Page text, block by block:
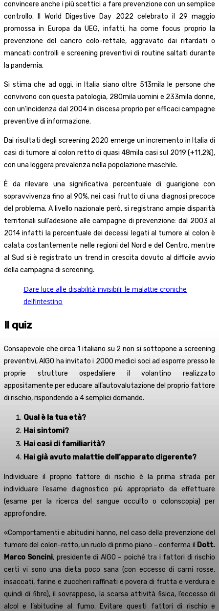
convincere anche i più scettici a fare prevenzione con un semplice
controllo. Il World Digestive Day 2022 celebrato il 29 maggio
promossa in Europa da UEG, infatti, ha come focus proprio la
prevenzione del cancro colo-rettale, aggravato dai ritardati o
mancati controlli e screening preventivi di routine saltati durante
la pandemia.
Si stima che ad oggi, in Italia siano oltre 513mila le persone che
convivono con questa patologia, 280mila uomini e 233mila donne,
con un’incidenza dal 2004 in discesa proprio per efficaci campagne
preventive di informazione.
Dai risultati degli screening 2020 emerge un incremento in Italia di
casi di tumore al colon retto di quasi 48mila casi sul 2019 (+11,2%),
con una leggera prevalenza nella popolazione maschile.
È da rilevare una significativa percentuale di guarigione con
sopravvivenza fino al 90%, nei casi frutto di una diagnosi precoce
del problema. A livello nazionale però, si registrano ampie disparità
territoriali sull’adesione alle campagne di prevenzione: dal 2003 al
2014 infatti la percentuale dei decessi legati al tumore al colon è
calata costantemente nelle regioni del Nord e del Centro, mentre
al Sud si è registrato un trend in crescita dovuto al difficile avvio
della campagna di screening.
Dare luce alle disabilità invisibili: le malattie croniche
dell’intestino
Il quiz
Consapevole che circa 1 italiano su 2 non si sottopone a screening
preventivi, AIGO ha invitato i 2000 medici soci ad esporre presso le
proprie strutture ospedaliere il volantino realizzato
appositamente per educare all’autovalutazione del proprio fattore
di rischio, rispondendo a 4 semplici domande.
Qual è la tua età?
Hai sintomi?
Hai casi di familiarità?
Hai già avuto malattie dell’apparato digerente?
Individuare il proprio fattore di rischio è la prima strada per
individuare l’esame diagnostico più appropriato da effettuare
(esame per la ricerca del sangue occulto o colonscopia) per
approfondire.
«Comportamenti e abitudini hanno, nel caso della prevenzione del
tumore del colon-retto, un ruolo di primo piano – conferma il Dott.
Marco Soncini, presidente di AIGO – poiché tra i fattori di rischio
certi vi sono una dieta poco sana (con eccesso di carni rosse,
insaccati, farine e zuccheri raffinati e povera di frutta e verdura e
quindi di fibre), il sovrappeso, la scarsa attività fisica, l’eccesso di
alcol e l’abitudine al fumo. Evitare questi fattori di rischio e